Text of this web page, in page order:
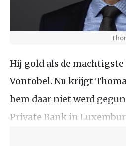
Hij gold als de machtigste
Vontobel. Nu krijgt
hem daar niet werd
Private Bank in